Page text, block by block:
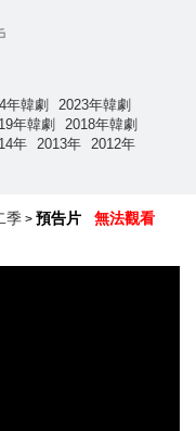
年韓劇
2023年韓劇
年韓劇
2018年韓劇
年 2013年
2012年
季 > 預告片
無法觀看